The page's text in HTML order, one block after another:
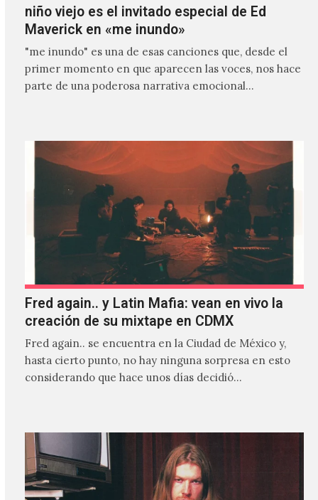
niño viejo es el invitado especial de Ed
Maverick en «me inundo»
"me inundo" es una de esas canciones que, desde el
primer momento en que aparecen las voces, nos hace
parte de una poderosa narrativa emocional…
Fred again.. y Latin Mafia: vean en vivo la
creación de su mixtape en CDMX
Fred again.. se encuentra en la Ciudad de México y,
hasta cierto punto, no hay ninguna sorpresa en esto
considerando que hace unos días decidió…